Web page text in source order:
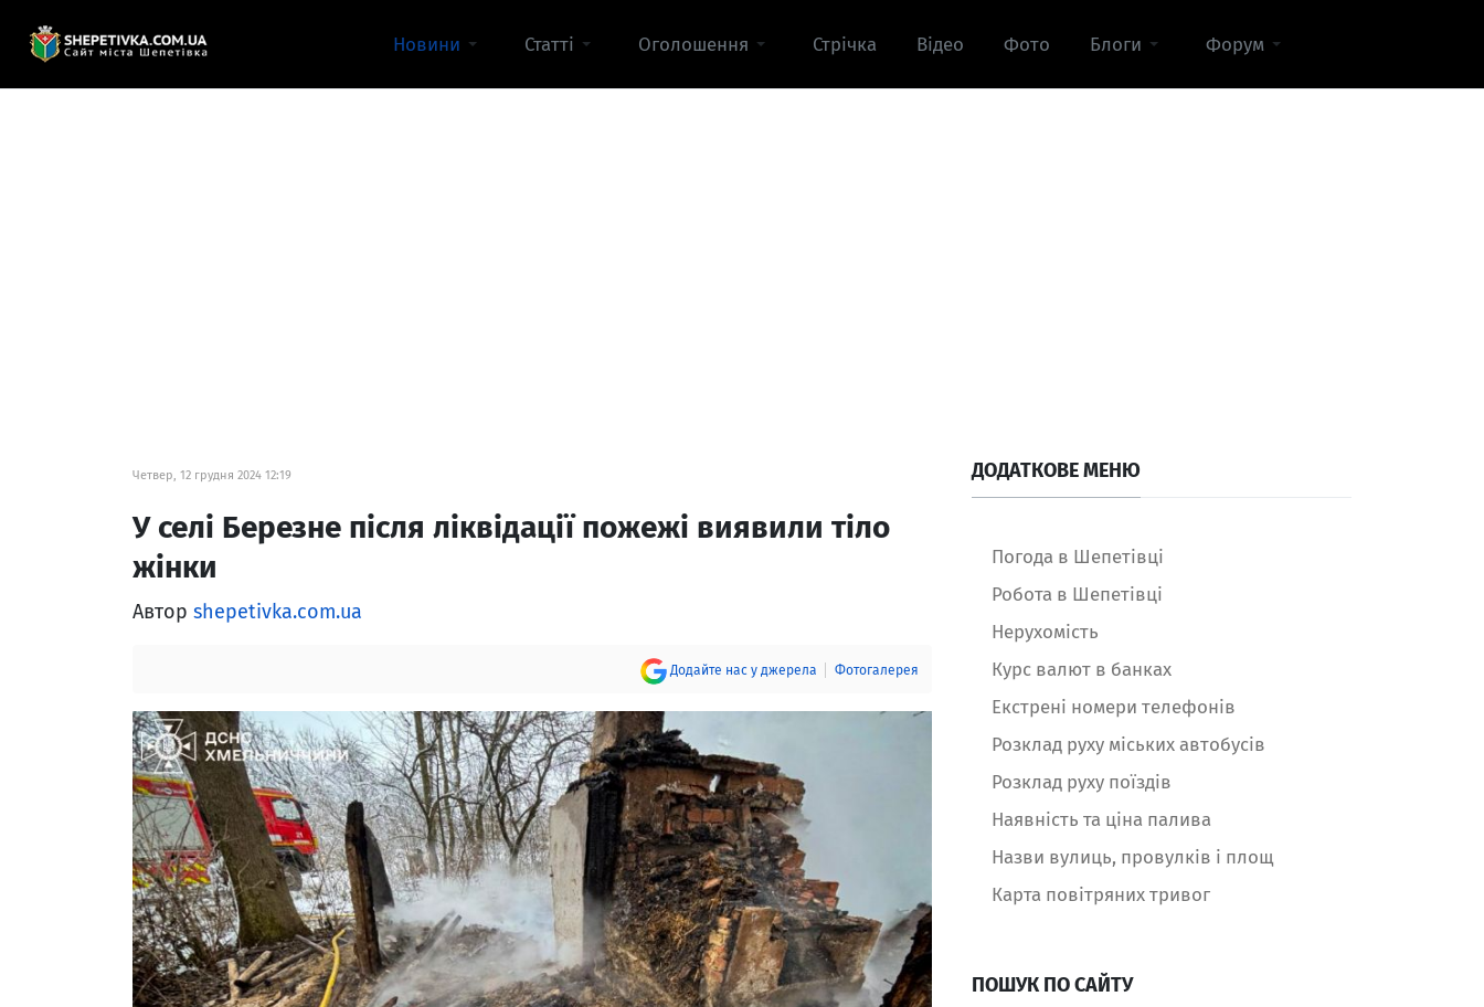
Новини Статті Оголошення Стрічка Відео Фото Блоги Форум
Четвер, 12 грудня 2024 12:19
У селі Березне після ліквідації пожежі виявили тіло
жінки
Автор shepetivka.com.ua
Додайте нас у джерела Фотогалерея
ДОДАТКОВЕ МЕНЮ
Погода в Шепетівці
Робота в Шепетівці
Нерухомість
Курс валют в банках
Екстрені номери телефонів
Розклад руху міських автобусів
Розклад руху поїздів
Наявність та ціна палива
Назви вулиць, провулків і площ
Карта повітряних тривог
ПОШУК ПО САЙТУ